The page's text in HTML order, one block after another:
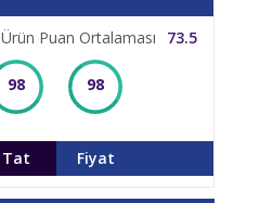
Ürün Puan Ortalaması
73.5
98 98
Tat Fiyat